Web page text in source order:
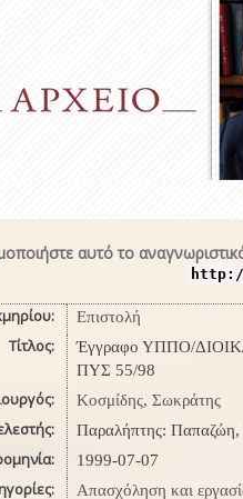
αυτό το
Επιστολή
Τίτλος:
Έγγραφο ΥΠΠΟ/ΔΙΟΙΚ/
ΠΥΣ 55/98
Κοσμίδης, Σωκράτης
Παραλήπτης: Παπαζώη,
1999-07-07
Απασχόληση και